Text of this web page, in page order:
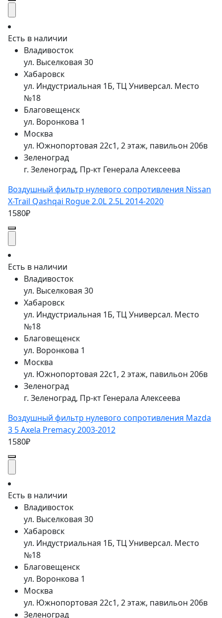
Есть в наличии
Владивосток
ул. Выселковая 30
Хабаровск
ул. Индустриальная 1Б, ТЦ Универсал. Место
№18
Благовещенск
ул. Воронкова 1
Москва
ул. Южнопортовая 22с1, 2 этаж, павильон 206в
Зеленоград
г. Зеленоград, Пр-кт Генерала Алексеева
Воздушный фильтр нулевого сопротивления Nissan
X-Trail Qashqai Rogue 2.0L 2.5L 2014-2020
1580₽
Есть в наличии
Владивосток
ул. Выселковая 30
Хабаровск
ул. Индустриальная 1Б, ТЦ Универсал. Место
№18
Благовещенск
ул. Воронкова 1
Москва
ул. Южнопортовая 22с1, 2 этаж, павильон 206в
Зеленоград
г. Зеленоград, Пр-кт Генерала Алексеева
Воздушный фильтр нулевого сопротивления Mazda
3 5 Axela Premacy 2003-2012
1580₽
Есть в наличии
Владивосток
ул. Выселковая 30
Хабаровск
ул. Индустриальная 1Б, ТЦ Универсал. Место
№18
Благовещенск
ул. Воронкова 1
Москва
ул. Южнопортовая 22с1, 2 этаж, павильон 206в
Зеленоград